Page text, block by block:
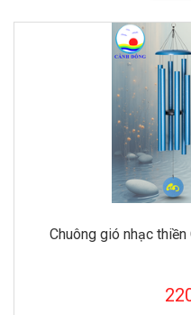
Chuông gió nhạc